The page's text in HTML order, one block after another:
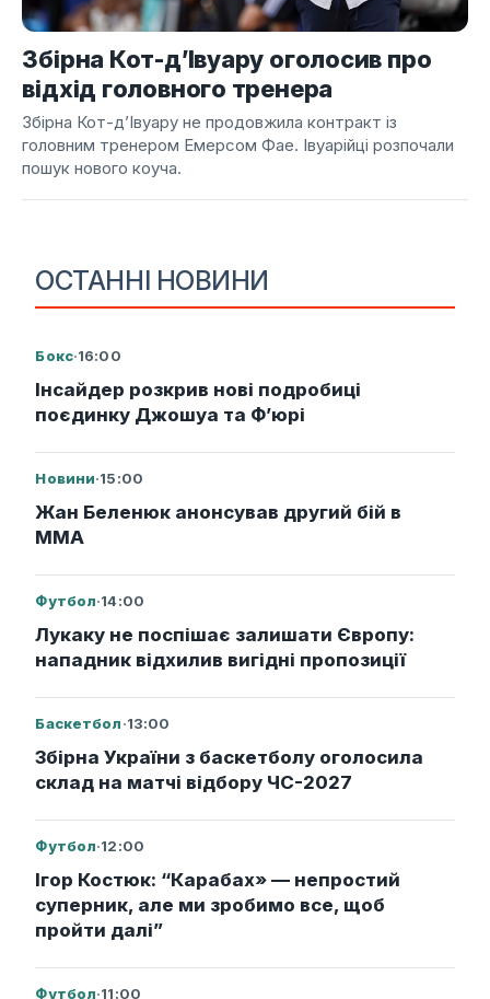
ОСТАННІ НОВИНИ
Бокс·16:00
Інсайдер розкрив нові подробиці
поєдинку Джошуа та Ф’юрі
Новини·15:00
Жан Беленюк анонсував другий бій в
ММА
Футбол·14:00
Лукаку не поспішає залишати Європу:
нападник відхилив вигідні пропозиції
Баскетбол·13:00
Збірна України з баскетболу оголосила
склад на матчі відбору ЧС-2027
Футбол·12:00
Ігор Костюк: “Карабах» — непростий
суперник, але ми зробимо все, щоб
пройти далі”
Футбол·11:00
Збірна Кот-д’Івуару оголосив про
відхід головного тренера
Збірна Кот-д’Івуару не продовжила контракт із
головним тренером Емерсом Фае. Івуарійці розпочали
пошук нового коуча.